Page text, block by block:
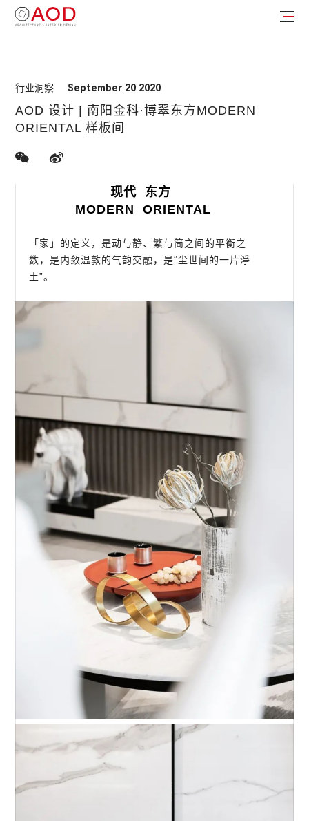
行业洞察 September 20 2020
AOD 设计 | 南阳金科·博翠东方MODERN
ORIENTAL 样板间
现代 东方
MODERN ORIENTAL
「家」的定义，是动与静、繁与简之间的平衡之
数，是内敛温敦的气韵交融，是“尘世间的一片淨
土”。